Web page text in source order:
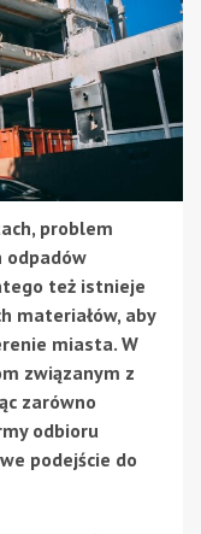
problem
odpadów
też istnieje
materiałów, aby
miasta. W
związanym z
zarówno
odbioru
podejście do